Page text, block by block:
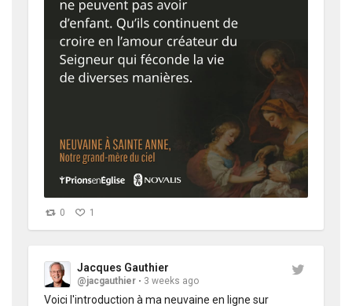
0 1
Jacques Gauthier
@jacgauthier 3 weeks ago